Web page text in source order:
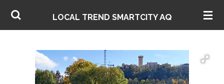
Vai
principale
LOCAL TREND SMARTCITYAQ